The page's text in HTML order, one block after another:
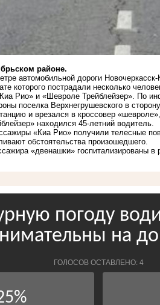
районе.
автомобильной дороги
которого пострадали несколько
Рио» и «Шевроле Трейблейзер». По
поселка Верхнегрушевского в
и врезался в кроссовер
находился 45-летний водитель.
«Киа Рио» получили телесные
обстоятельства произошедшего.
«двенашки» госпитализированы в